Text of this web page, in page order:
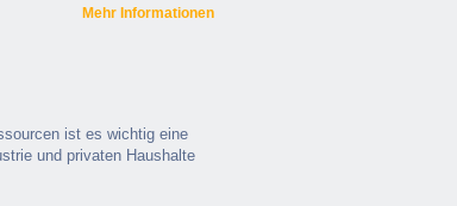
Mehr Informationen
ist es wichtig eine
und privaten Haushalte